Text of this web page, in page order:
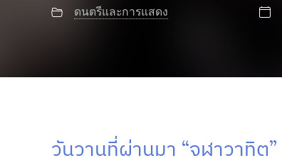
ดนตรีและการแสดง
วันวานที่ผ่านมา “จุฬาวาทิต”